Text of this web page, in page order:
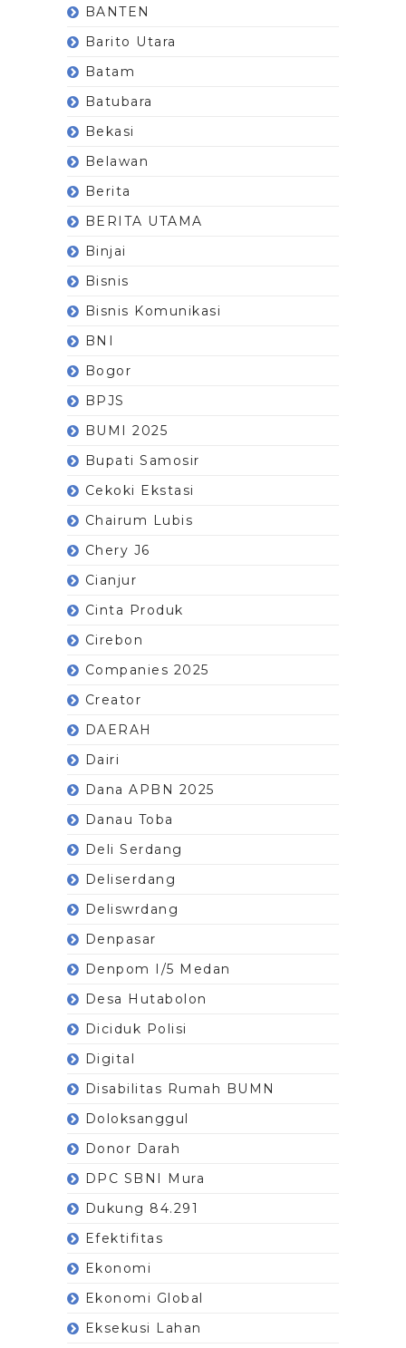
BANTEN
Barito Utara
Batam
Batubara
Bekasi
Belawan
Berita
BERITA UTAMA
Binjai
Bisnis
Bisnis Komunikasi
BNI
Bogor
BPJS
BUMI 2025
Bupati Samosir
Cekoki Ekstasi
Chairum Lubis
Chery J6
Cianjur
Cinta Produk
Cirebon
Companies 2025
Creator
DAERAH
Dairi
Dana APBN 2025
Danau Toba
Deli Serdang
Deliserdang
Deliswrdang
Denpasar
Denpom I/5 Medan
Desa Hutabolon
Diciduk Polisi
Digital
Disabilitas Rumah BUMN
Doloksanggul
Donor Darah
DPC SBNI Mura
Dukung 84.291
Efektifitas
Ekonomi
Ekonomi Global
Eksekusi Lahan